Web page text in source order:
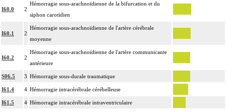
I60.0 2
Hémorragie sous-arachnoïdienne de la bifurcation et du
siphon carotidien
I60.1 2
Hémorragie sous-arachnoïdienne de l'artère cérébrale
moyenne
I60.2 2
Hémorragie sous-arachnoïdienne de l'artère communicante
antérieure
S06.5 3 Hémorragie sous-durale traumatique
I61.4 4 Hémorragie intracérébrale cérébelleuse
I61.5 4 Hémorragie intracérébrale intraventriculaire